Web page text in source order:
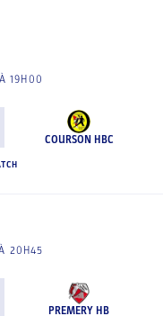
19H00
COURSON HBC
20H45
PREMERY HB